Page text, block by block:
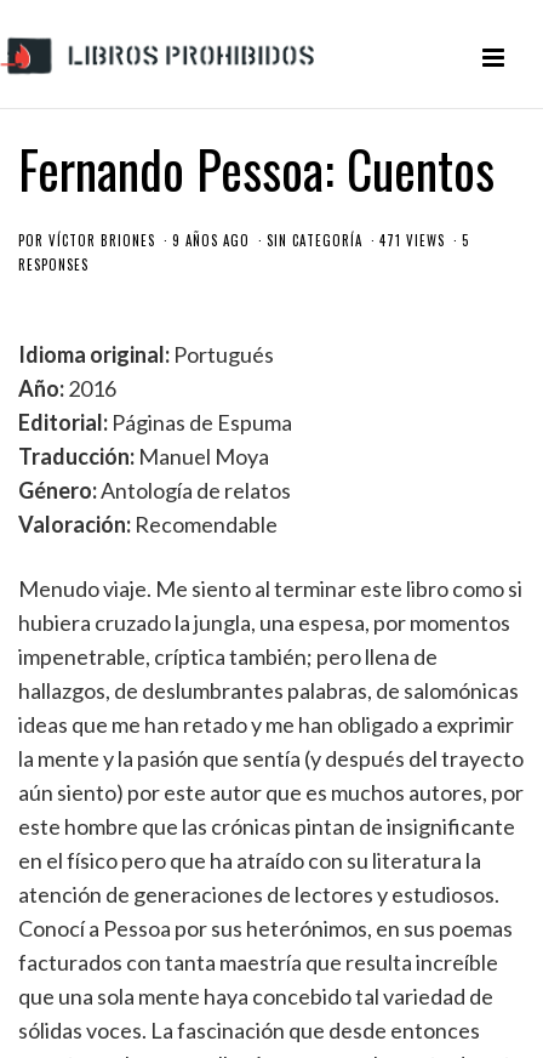
Fernando Pessoa: Cuentos
POR VÍCTOR BRIONES 9 AÑOS AGO SIN CATEGORÍA 471 VIEWS
5
RESPONSES
Idioma original: Portugués
Año:2016
Editorial: Páginas de Espuma
Traducción: Manuel Moya
Género:Antología de relatos
Valoración: Recomendable
Menudo viaje. Me siento al terminar este libro como si
hubiera cruzado la jungla, una espesa, por momentos
impenetrable, críptica también; pero llena de
hallazgos, de deslumbrantes palabras, de salomónicas
ideas que me han retado y me han obligado a exprimir
la mente y la pasión que sentía (y después del trayecto
aún siento) por este autor que es muchos autores, por
este hombre que las crónicas pintan de insignificante
en el físico pero que ha atraído con su literatura la
atención de generaciones de lectores y estudiosos.
Conocí a Pessoa por sus heterónimos, en sus poemas
facturados con tanta maestría que resulta increíble
que una sola mente haya concebido tal variedad de
sólidas voces. La fascinación que desde entonces